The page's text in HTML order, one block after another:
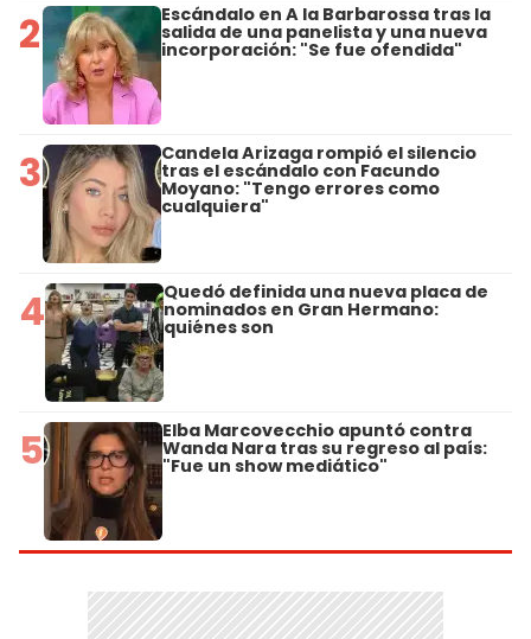
2 Escándalo en A la Barbarossa tras la
salida de una panelista y una nueva
incorporación: "Se fue ofendida"
3 Candela Arizaga rompió el silencio
tras el escándalo con Facundo
Moyano: "Tengo errores como
cualquiera"
4 Quedó definida una nueva placa de
nominados en Gran Hermano:
quiénes son
5 Elba Marcovecchio apuntó contra
Wanda Nara tras su regreso al país:
"Fue un show mediático"